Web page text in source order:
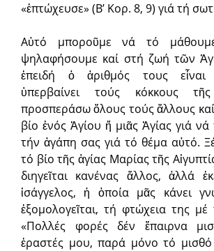
«ἐπτώχευσε» (Β’ Κορ. 8, 9) γιά τή
Αὐτό μποροῦμε νά τό
ψηλαφήσουμε καί στή ζωή τῶν
ἐπειδή ὁ ἀριθμός τους εἶναι
ὑπερβαίνει τούς κόκκους
προσπεράσω ὅλους τούς ἄλλους
βίο ἑνός Ἁγίου ἤ μιᾶς Ἁγίας γιά
τήν ἀγάπη σας γιά τό θέμα αὐτό.
τό βίο τῆς ἁγίας Μαρίας τῆς
διηγεῖται κανένας ἄλλος, ἀλλά
ἰσάγγελος, ἡ ὁποία μᾶς κάνει
ἐξομολογεῖται, τή φτώχεια της μέ
«Πολλές φορές δέν ἔπαιρνα
ἐραστές μου, παρά μόνο τό μισθό